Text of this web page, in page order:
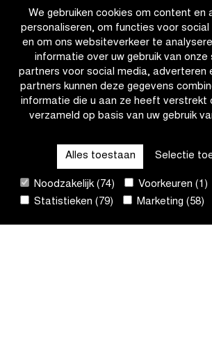
We gebruiken cookies om content en
personaliseren, om functies voor
en om ons websiteverkeer te
informatie over uw gebruik van
partners voor social media, adverteren
partners kunnen deze gegevens
informatie die u aan ze heeft verstrekt
verzameld op basis van uw gebruik
Alles toestaan Selectie
Noodzakelijk (74)
Voorkeuren (1)
Statistieken (79)
Marketing (58)
Telenet
Superprestige
eindzege
aan
Van
Alphen
laten
CATEGORIEËN